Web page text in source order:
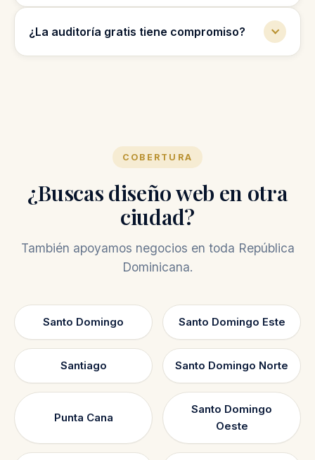
y mantenimiento después del lanzamiento.
¿La auditoría gratis tiene compromiso?
COBERTURA
¿Buscas diseño web en otra
ciudad?
También apoyamos negocios en toda República
Dominicana.
Santo Domingo Santo Domingo Este
Santiago Santo Domingo Norte
Punta Cana
Santo Domingo
Oeste